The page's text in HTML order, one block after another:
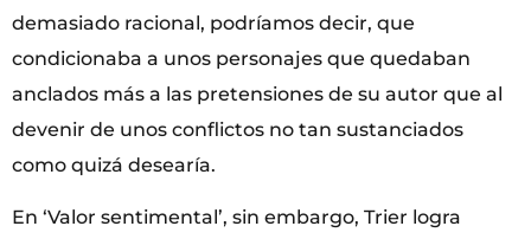
demasiado racional, podríamos decir, que
condicionaba a unos personajes que quedaban
anclados más a las pretensiones de su autor que al
devenir de unos conflictos no tan sustanciados
como quizá desearía.
En ‘Valor sentimental’, sin embargo, Trier logra